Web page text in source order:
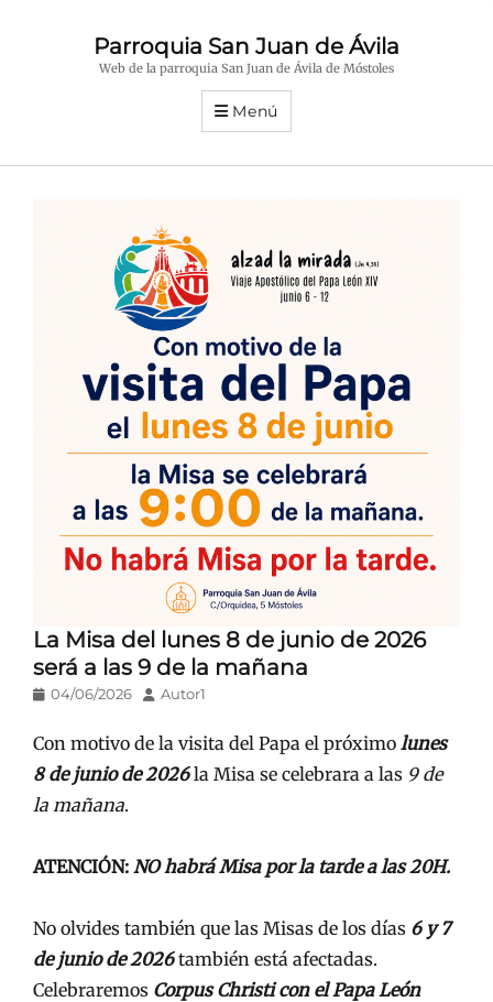
Parroquia San Juan de Ávila
Web de la parroquia San Juan de Ávila de Móstoles
Menú
La Misa del lunes 8 de junio de 2026
será a las 9 de la mañana
Publicado
04/06/2026 Autor
Autor1
Con motivo de la visita del Papa el próximo lunes
8 de junio de 2026la Misa se celebrara a las 9 de
la mañana.
ATENCIÓN: NO habrá Misa por la tarde a las 20H.
No olvides también que las Misas de los días 6 y 7
de junio de 2026también está afectadas.
Celebraremos Corpus Christi con el Papa León